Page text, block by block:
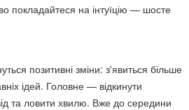
покладайтеся на інтуїцію — шосте
позитивні зміни: з'явиться більше
ідей. Головне — відкинути
та ловити хвилю. Вже до середини